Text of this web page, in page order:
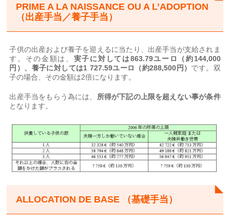
PRIME A LA NAISSANCE OU A L’ADOPTION
（出産手当／養子手当）
子供の出産および養子を迎えるに当たり、出産手当が支給されま
す。その金額は、 実子に対しては863.79ユーロ（約144,000
円）、養子に対しては1 727.59ユーロ（約288,500 円） です。双
子の場合、その金額は2倍になります。
出産手当をもらう為には、 所得が下記の上限を超えない事が条件
となります。
ALLOCATION DE BASE （基礎手当）